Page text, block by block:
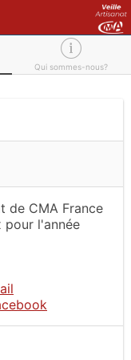
Qui sommes-nous?
de CMA France
pour l'année